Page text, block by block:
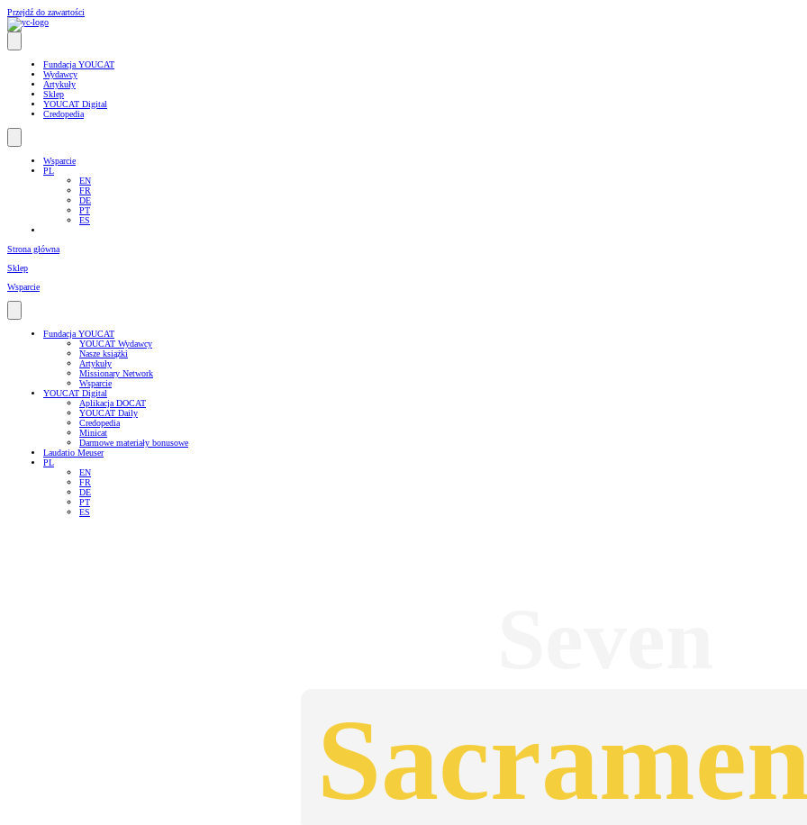
Przejdź do zawartości
Fundacja YOUCAT
Wydawcy
Artykuły
Sklep
YOUCAT Digital
Credopedia
Wsparcie
PL
EN
FR
DE
PT
ES
Strona główna
Sklep
Wsparcie
Fundacja YOUCAT
YOUCAT Wydawcy
Nasze książki
Artykuły
Missionary Network
Wsparcie
YOUCAT Digital
Aplikacja DOCAT
YOUCAT Daily
Credopedia
Minicat
Darmowe materiały bonusowe
Laudatio Meuser
PL
EN
FR
DE
PT
ES